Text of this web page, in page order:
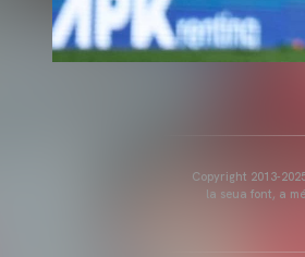
Copyright 2013-
la seua font, a